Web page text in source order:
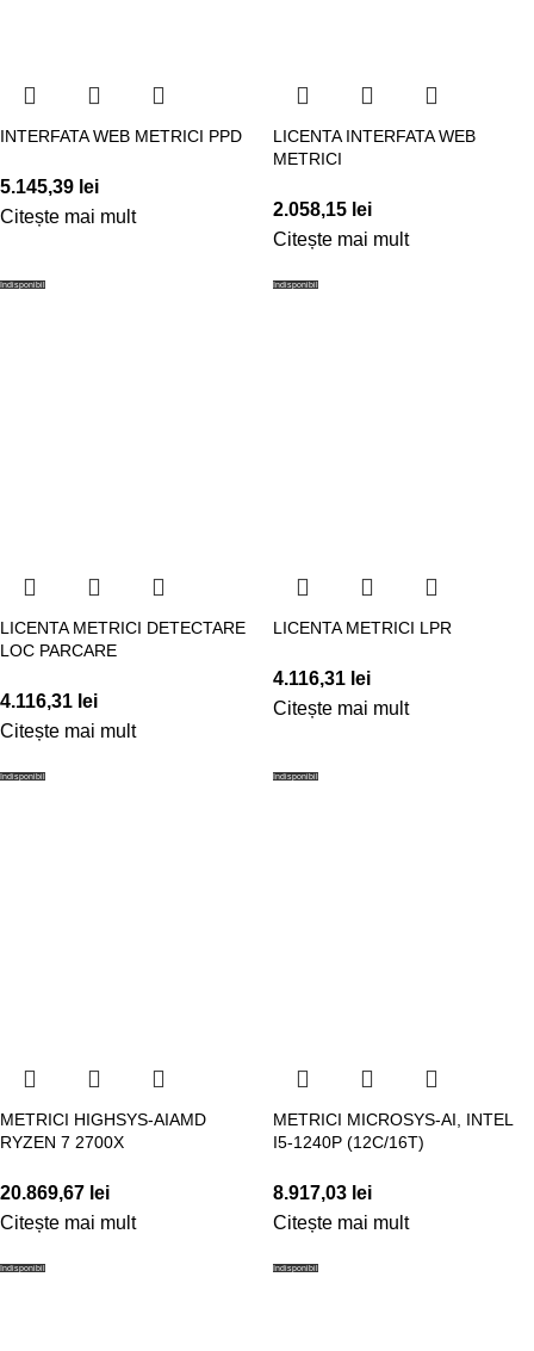
INTERFATA WEB METRICI PPD
5.145,39 lei
Citește mai mult
LICENTA INTERFATA WEB
METRICI
2.058,15 lei
Citește mai mult
Indisponibil
LICENTA METRICI DETECTARE
LOC PARCARE
4.116,31 lei
Citește mai mult
Indisponibil
LICENTA METRICI LPR
4.116,31 lei
Citește mai mult
Indisponibil
METRICI HIGHSYS-AIAMD
RYZEN 7 2700X
20.869,67 lei
Citește mai mult
Indisponibil
METRICI MICROSYS-AI, INTEL
I5-1240P (12C/16T)
8.917,03 lei
Citește mai mult
Indisponibil Indisponibil